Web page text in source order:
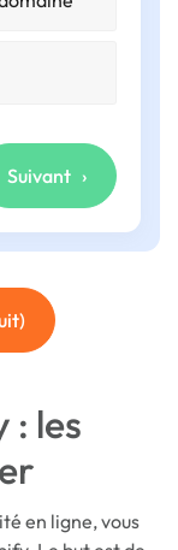
Suivant
: les
en ligne, vous